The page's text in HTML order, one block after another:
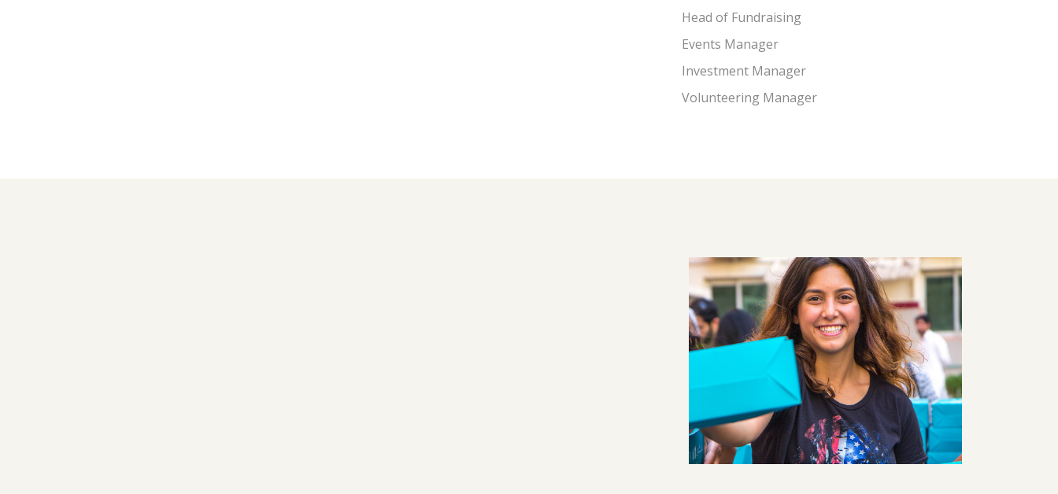
Head of Fundraising
Events Manager
Investment Manager
Volunteering Manager